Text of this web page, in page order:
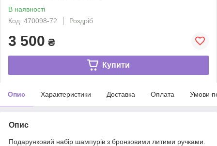
В наявності
Код: 470098-72
Роздріб
3 500 ₴
Купити
Опис Характеристики Доставка Оплата Умови
Опис
Подарунковий набір шампурів з бронзовими литими ручками.